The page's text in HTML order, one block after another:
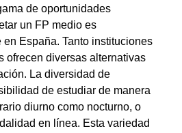
de oportunidades
un FP medio es
España. Tanto instituciones
ofrecen diversas alternativas
La diversidad de
de estudiar de manera
diurno como nocturno, o
en línea. Esta variedad